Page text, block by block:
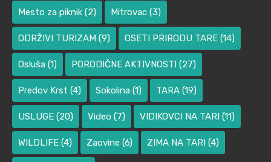
Mesto za piknik (2) Mitrovac (3)
ODRŽIVI TURIZAM (9) OSETI PRIRODU TARE (14)
Osluša (1) PORODIČNE AKTIVNOSTI (27)
Predov Krst (4) Sokolina (1) TARA (19)
USLUGE (20) Video (7) VIDIKOVCI NA TARI (11)
WILDLIFE (4) Zaovine (6) ZIMA NA TARI (4)